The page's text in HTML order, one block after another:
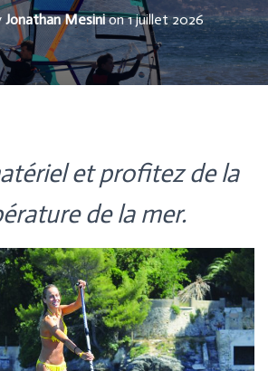
I
A
T
Jonathan Mesinion1 juillet 2026
et profitez de la
de la mer.